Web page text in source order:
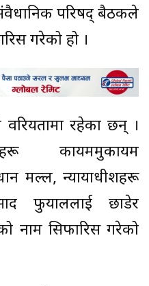
संवैधानिक परिषद् बैठकले
गरेको हो ।
वरियतामा रहेका छन् ।
कायममुकायम
मल्ल, न्यायाधीशहरू
फुयाललाई छाडेर
नाम सिफारिस गरेको